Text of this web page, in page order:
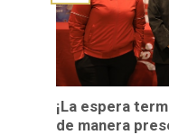
¡La espera
de manera